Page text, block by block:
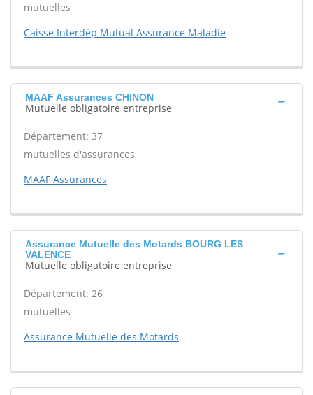
mutuelles
Caisse Interdép Mutual Assurance Maladie
MAAF Assurances CHINON
Mutuelle obligatoire entreprise
Département: 37
mutuelles d'assurances
MAAF Assurances
Assurance Mutuelle des Motards BOURG LES
VALENCE
Mutuelle obligatoire entreprise
Département: 26
mutuelles
Assurance Mutuelle des Motards